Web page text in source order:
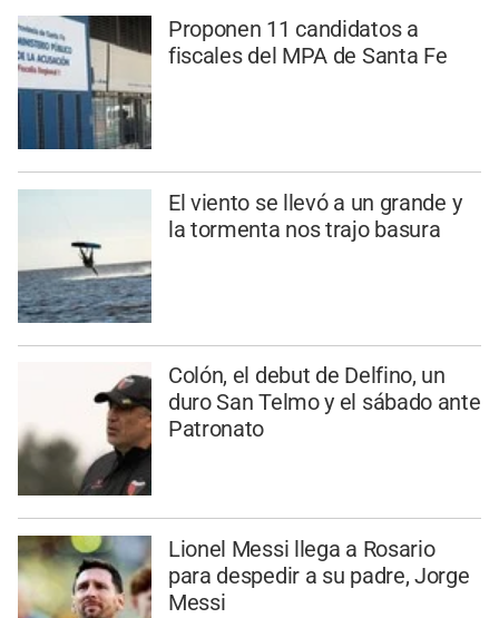
Proponen 11 candidatos a
fiscales del MPA de Santa Fe
El viento se llevó a un grande y
la tormenta nos trajo basura
Colón, el debut de Delfino, un
duro San Telmo y el sábado ante
Patronato
Lionel Messi llega a Rosario
para despedir a su padre, Jorge
Messi